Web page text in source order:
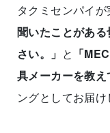
タクミセンパイが
聞いたことがあ
さい。」 と 「
具メーカーを教え
ングとしてお届け